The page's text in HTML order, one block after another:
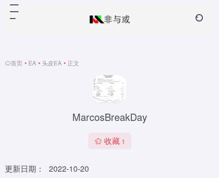
首页 • EA • 头皮EA • 正文
MarcosBreakDay
收藏 1
更新日期：
2022-10-20